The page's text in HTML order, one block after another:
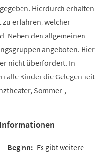
Hierdurch erhalten
zu erfahren, welcher
Neben den allgemeinen
angeboten. Hier
nicht überfordert. In
alle Kinder die Gelegenheit
Sommer-,
Informationen
Es gibt weitere